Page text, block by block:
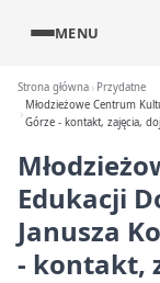
MENU
Strona główna
Przydatne
Młodzieżowe Centrum
Górze - kontakt, zajęcia,
Edukacji
Janusza
- kontakt,